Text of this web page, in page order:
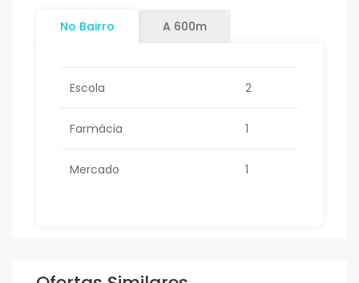
No Bairro A 600m
Escola 2
Farmácia 1
Mercado 1